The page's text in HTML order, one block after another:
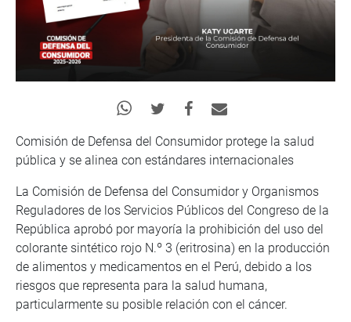
Comisión de Defensa del Consumidor protege la salud
pública y se alinea con estándares internacionales
La Comisión de Defensa del Consumidor y Organismos
Reguladores de los Servicios Públicos del Congreso de la
República aprobó por mayoría la prohibición del uso del
colorante sintético rojo N.º 3 (eritrosina) en la producción
de alimentos y medicamentos en el Perú, debido a los
riesgos que representa para la salud humana,
particularmente su posible relación con el cáncer.